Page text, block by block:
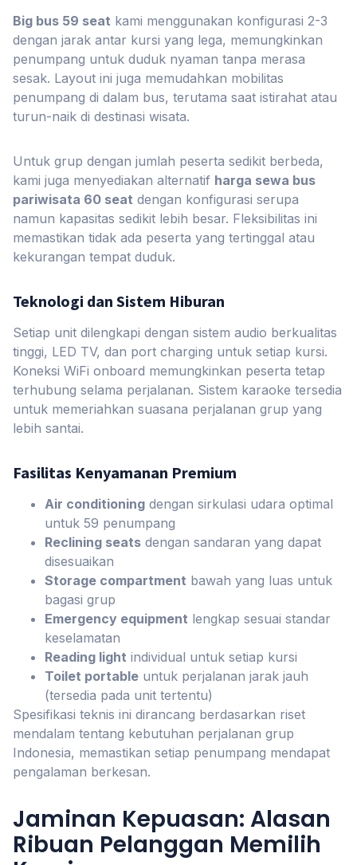
Big bus 59 seat kami menggunakan konfigurasi 2-3
dengan jarak antar kursi yang lega, memungkinkan
penumpang untuk duduk nyaman tanpa merasa
sesak. Layout ini juga memudahkan mobilitas
penumpang di dalam bus, terutama saat istirahat atau
turun-naik di destinasi wisata.
Untuk grup dengan jumlah peserta sedikit berbeda,
kami juga menyediakan alternatif harga sewa bus
pariwisata 60 seat dengan konfigurasi serupa
namun kapasitas sedikit lebih besar. Fleksibilitas ini
memastikan tidak ada peserta yang tertinggal atau
kekurangan tempat duduk.
Teknologi dan Sistem Hiburan
Setiap unit dilengkapi dengan sistem audio berkualitas
tinggi, LED TV, dan port charging untuk setiap kursi.
Koneksi WiFi onboard memungkinkan peserta tetap
terhubung selama perjalanan. Sistem karaoke tersedia
untuk memeriahkan suasana perjalanan grup yang
lebih santai.
Fasilitas Kenyamanan Premium
Air conditioning dengan sirkulasi udara optimal
untuk 59 penumpang
Reclining seats dengan sandaran yang dapat
disesuaikan
Storage compartment bawah yang luas untuk
bagasi grup
Emergency equipment lengkap sesuai standar
keselamatan
Reading light individual untuk setiap kursi
Toilet portable untuk perjalanan jarak jauh
(tersedia pada unit tertentu)
Spesifikasi teknis ini dirancang berdasarkan riset
mendalam tentang kebutuhan perjalanan grup
Indonesia, memastikan setiap penumpang mendapat
pengalaman berkesan.
Jaminan Kepuasan: Alasan
Ribuan Pelanggan Memilih